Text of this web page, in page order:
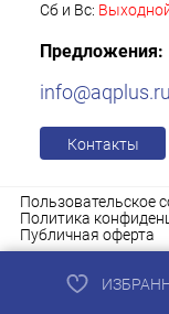
Сб и Вс:
Предложения:
info@aqplus.ru
Контакты
Пользовательское
Политика
Публичная оферта